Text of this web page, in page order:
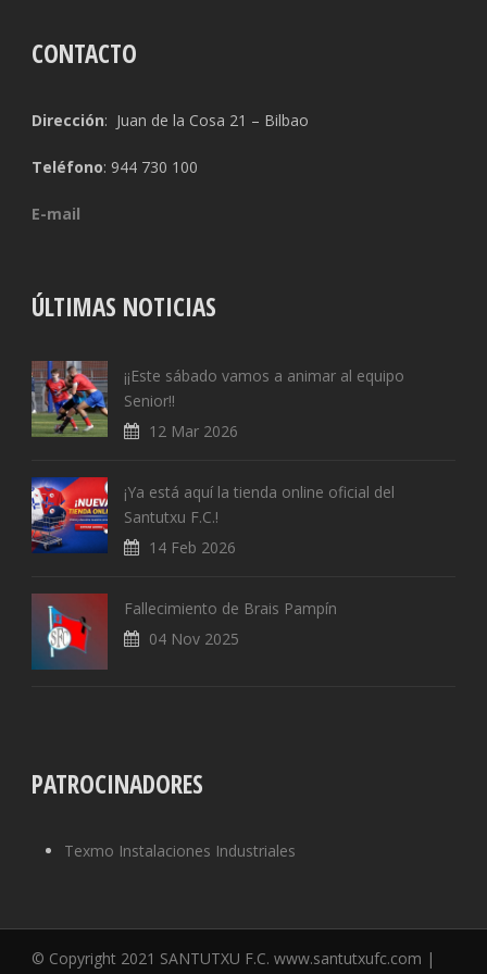
CONTACTO
Dirección: Juan de la Cosa 21 – Bilbao
Teléfono: 944 730 100
E-mail
ÚLTIMAS NOTICIAS
¡¡Este sábado vamos a animar al equipo
Senior!!
12 Mar 2026
¡Ya está aquí la tienda online oficial del
Santutxu F.C.!
14 Feb 2026
Fallecimiento de Brais Pampín
04 Nov 2025
PATROCINADORES
Texmo Instalaciones Industriales
© Copyright 2021 SANTUTXU F.C. www.santutxufc.com |